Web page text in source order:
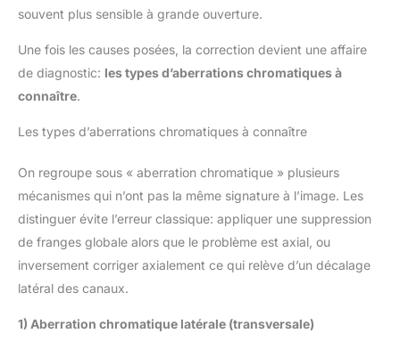
souvent plus sensible à grande ouverture.
Une fois les causes posées, la correction devient une affaire
de diagnostic: les types d’aberrations chromatiques à
connaître.
Les types d’aberrations chromatiques à connaître
On regroupe sous « aberration chromatique » plusieurs
mécanismes qui n’ont pas la même signature à l’image. Les
distinguer évite l’erreur classique: appliquer une suppression
de franges globale alors que le problème est axial, ou
inversement corriger axialement ce qui relève d’un décalage
latéral des canaux.
1) Aberration chromatique latérale (transversale)